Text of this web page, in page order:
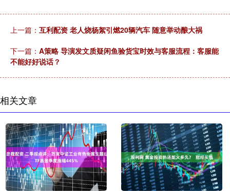
上一篇： 互利配资 老人烧杨絮引燃20辆汽车 随意举动酿大祸
下一篇： A策略 导演发文质疑闲鱼验货宝时效与客服流程：客服能
不能好好说话？
相关文章